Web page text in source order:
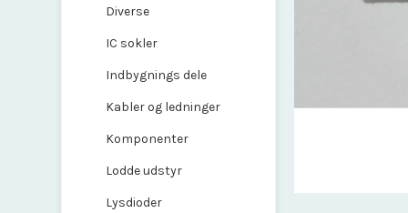
Diverse
IC sokler
Indbygnings dele
Kabler og ledninger
Komponenter
Lodde udstyr
Lysdioder